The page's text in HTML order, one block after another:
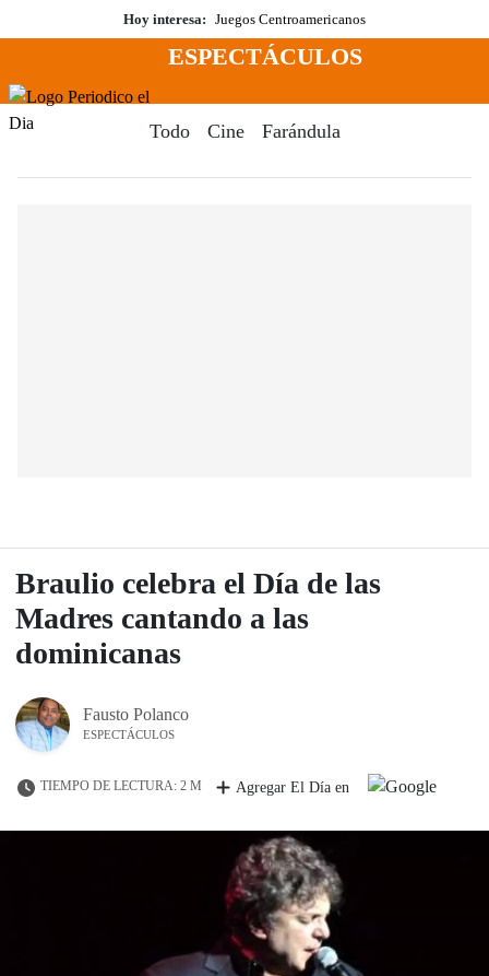
al
Hoy interesa: Juegos Centroamericanos
Menú
ESPECTÁCULOS
Todo Cine Farándula
Braulio celebra el Día de las
Madres cantando a las
dominicanas
Fausto Polanco
ESPECTÁCULOS
TIEMPO DE LECTURA: 2 M Agregar El Día en